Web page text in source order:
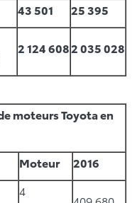
43 501
25 395
2 124 6082 035 028
moteurs Toyota en
Moteur 2016
4